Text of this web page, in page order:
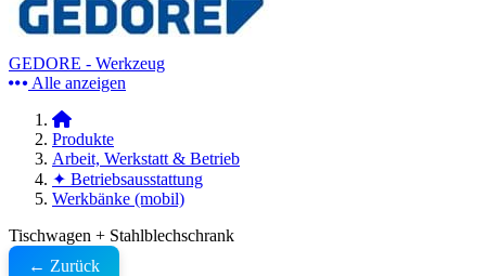
GEDORE - Werkzeug
Alle anzeigen
Produkte
Arbeit, Werkstatt & Betrieb
✦ Betriebsausstattung
Werkbänke (mobil)
Tischwagen + Stahlblechschrank
← Zurück